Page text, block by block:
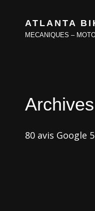
ATLANTA
MECANIQUES –
80 avis Google 5